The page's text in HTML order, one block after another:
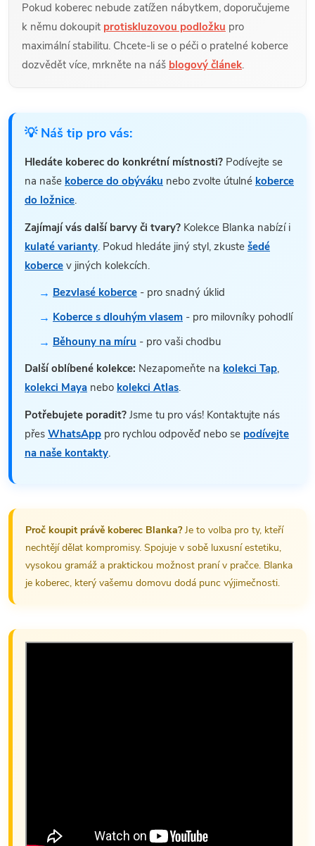
Pokud koberec nebude zatížen nábytkem, doporučujeme
k němu dokoupit protiskluzovou podložku pro
maximální stabilitu. Chcete-li se o péči o pratelné koberce
dozvědět více, mrkněte na náš blogový článek.
💡 Náš tip pro vás:
Hledáte koberec do konkrétní místnosti? Podívejte se
na naše koberce do obýváku nebo zvolte útulné koberce
do ložnice.
Zajímají vás další barvy či tvary? Kolekce Blanka nabízí i
kulaté varianty. Pokud hledáte jiný styl, zkuste šedé
koberce v jiných kolekcích.
Bezvlasé koberce - pro snadný úklid
Koberce s dlouhým vlasem - pro milovníky pohodlí
Běhouny na míru - pro vaši chodbu
Další oblíbené kolekce: Nezapomeňte na kolekci Tap,
kolekci Maya nebo kolekci Atlas.
Potřebujete poradit? Jsme tu pro vás! Kontaktujte nás
přes WhatsApp pro rychlou odpověď nebo se podívejte
na naše kontakty.
Proč koupit právě koberec Blanka?Je to volba pro ty, kteří
nechtějí dělat kompromisy. Spojuje v sobě luxusní estetiku,
vysokou gramáž a praktickou možnost praní v pračce. Blanka
je koberec, který vašemu domovu dodá punc výjimečnosti.